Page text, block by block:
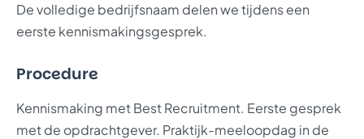
De volledige bedrijfsnaam delen we tijdens een
eerste kennismakingsgesprek.
Procedure
Kennismaking met Best Recruitment. Eerste gesprek
met de opdrachtgever. Praktijk-meeloopdag in de